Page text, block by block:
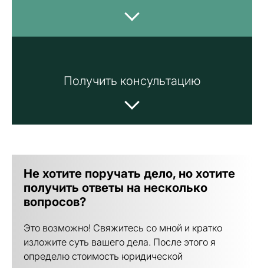
Получить консультацию
Не хотите поручать дело, но хотите
получить ответы на несколько
вопросов?
Это возможно! Свяжитесь со мной и кратко
изложите суть вашего дела. После этого я
определю стоимость юридической